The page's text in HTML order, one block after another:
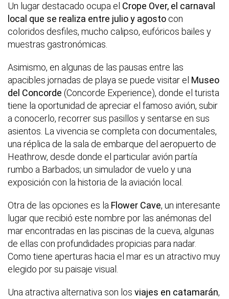
Un lugar destacado ocupa el Crope Over, el carnaval
local que se realiza entre julio y agosto con
coloridos desfiles, mucho calipso, eufóricos bailes y
muestras gastronómicas.
Asimismo, en algunas de las pausas entre las
apacibles jornadas de playa se puede visitar el Museo
del Concorde (Concorde Experience), donde el turista
tiene la oportunidad de apreciar el famoso avión, subir
a conocerlo, recorrer sus pasillos y sentarse en sus
asientos. La vivencia se completa con documentales,
una réplica de la sala de embarque del aeropuerto de
Heathrow, desde donde el particular avión partía
rumbo a Barbados; un simulador de vuelo y una
exposición con la historia de la aviación local.
Otra de las opciones es la Flower Cave, un interesante
lugar que recibió este nombre por las anémonas del
mar encontradas en las piscinas de la cueva, algunas
de ellas con profundidades propicias para nadar.
Como tiene aperturas hacia el mar es un atractivo muy
elegido por su paisaje visual.
Una atractiva alternativa son los viajes en catamarán,